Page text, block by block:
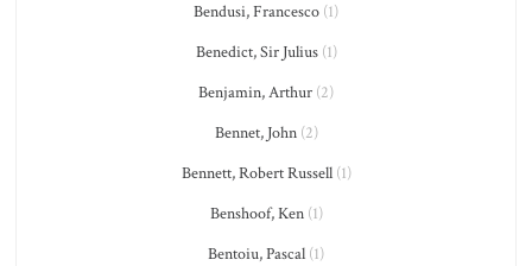
Bendusi, Francesco (1)
Benedict, Sir Julius(1)
Benjamin, Arthur (2)
Bennet, John(2)
Bennett, Robert Russell(1)
Benshoof, Ken(1)
Bentoiu, Pascal (1)